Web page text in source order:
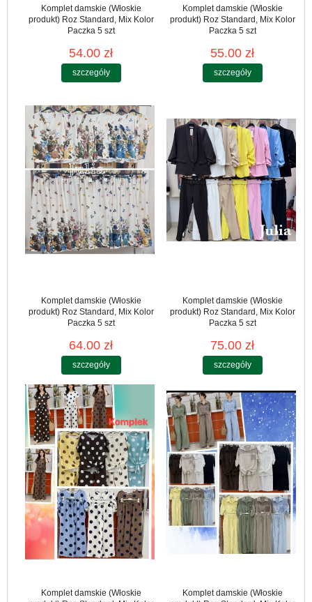
Komplet damskie (Włoskie
produkt) Roz Standard, Mix Kolor
Paczka 5 szt
54.00 zł
szczegóły
Komplet damskie (Włoskie
produkt) Roz Standard, Mix Kolor
Paczka 5 szt
55.00 zł
szczegóły
Komplet damskie (Włoskie
produkt) Roz Standard, Mix Kolor
Paczka 5 szt
64.00 zł
szczegóły
Komplet damskie (Włoskie
produkt) Roz Standard, Mix Kolor
Paczka 5 szt
75.00 zł
szczegóły
Komplet damskie (Włoskie
Komplet damskie (Włoskie